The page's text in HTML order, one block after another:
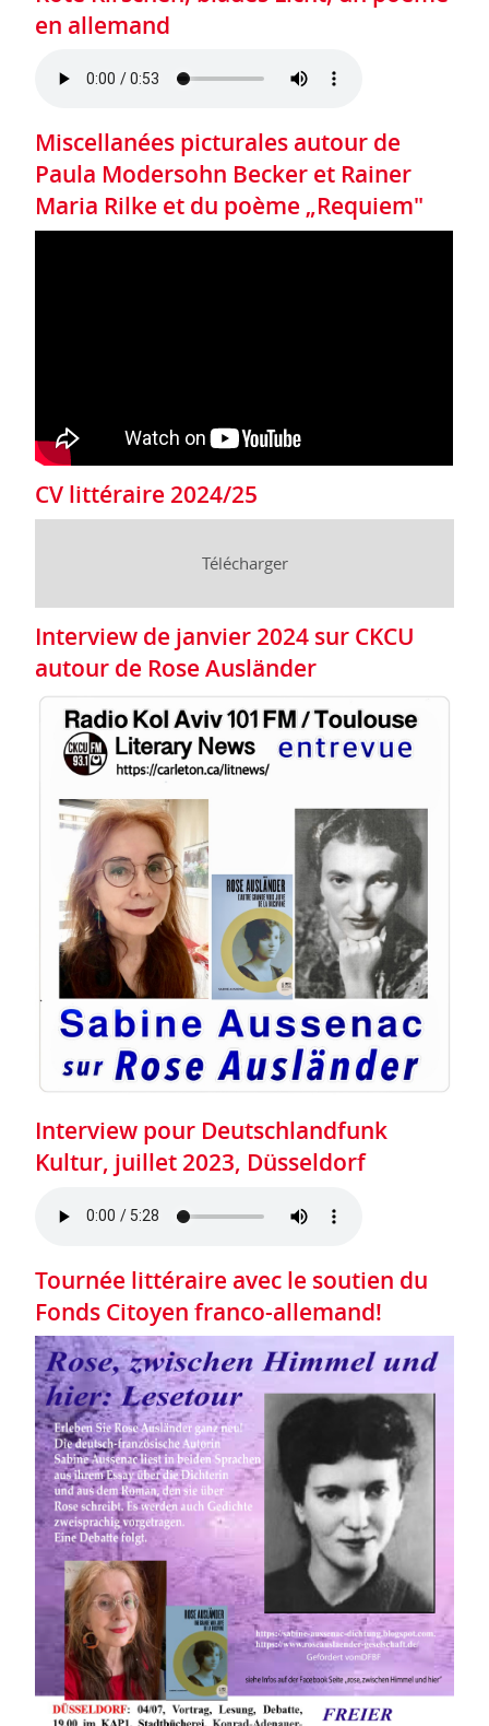
en allemand
Miscellanées picturales autour de
Paula Modersohn Becker et Rainer
Maria Rilke et du poème „Requiem"
CV littéraire 2024/25
Télécharger
Interview de janvier 2024 sur CKCU
autour de Rose Ausländer
Interview pour Deutschlandfunk
Kultur, juillet 2023, Düsseldorf
Tournée littéraire avec le soutien du
Fonds Citoyen franco-allemand!